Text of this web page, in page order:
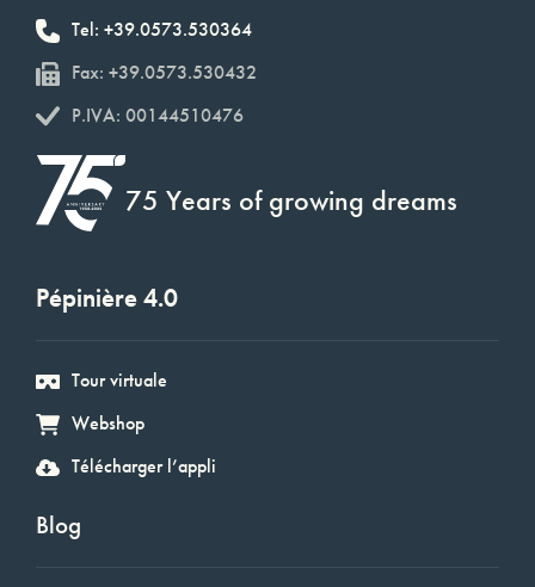
Tel: +39.0573.530364
Fax: +39.0573.530432
P.IVA: 00144510476
75 Years of growing dreams
Pépinière 4.0
Tour virtuale
Webshop
Télécharger l’appli
Blog